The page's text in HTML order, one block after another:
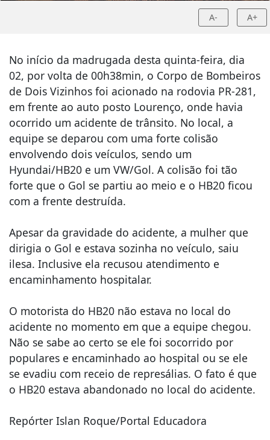
A- A+
No início da madrugada desta quinta-feira, dia
02, por volta de 00h38min, o Corpo de Bombeiros
de Dois Vizinhos foi acionado na rodovia PR-281,
em frente ao auto posto Lourenço, onde havia
ocorrido um acidente de trânsito. No local, a
equipe se deparou com uma forte colisão
envolvendo dois veículos, sendo um
Hyundai/HB20 e um VW/Gol. A colisão foi tão
forte que o Gol se partiu ao meio e o HB20 ficou
com a frente destruída.
Apesar da gravidade do acidente, a mulher que
dirigia o Gol e estava sozinha no veículo, saiu
ilesa. Inclusive ela recusou atendimento e
encaminhamento hospitalar.
O motorista do HB20 não estava no local do
acidente no momento em que a equipe chegou.
Não se sabe ao certo se ele foi socorrido por
populares e encaminhado ao hospital ou se ele
se evadiu com receio de represálias. O fato é que
o HB20 estava abandonado no local do acidente.
Repórter Islan Roque/Portal Educadora